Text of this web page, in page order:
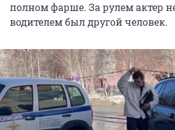
полном фарше. За рулем актер
водителем был другой человек.